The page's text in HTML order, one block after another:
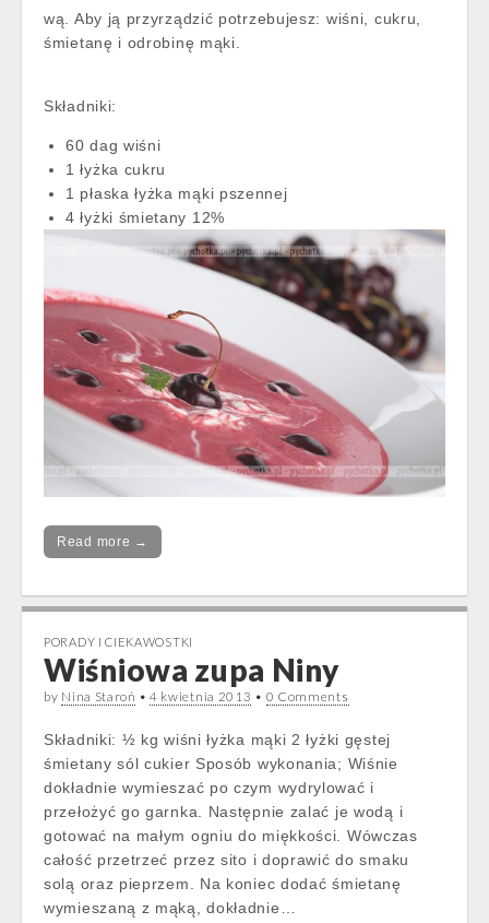
wą. Aby ją przyrządzić potrzebujesz: wiśni, cukru,
śmietanę i odrobinę mąki.
Składniki:
60 dag wiśni
1 łyżka cukru
1 płaska łyżka mąki pszennej
4 łyżki śmietany 12%
Read more →
PORADY I CIEKAWOSTKI
Wiśniowa zupa Niny
by Nina Staroń • 4 kwietnia 2013 • 0 Comments
Składniki: ½ kg wiśni łyżka mąki 2 łyżki gęstej
śmietany sól cukier Sposób wykonania; Wiśnie
dokładnie wymieszać po czym wydrylować i
przełożyć go garnka. Następnie zalać je wodą i
gotować na małym ogniu do miękkości. Wówczas
całość przetrzeć przez sito i doprawić do smaku
solą oraz pieprzem. Na koniec dodać śmietanę
wymieszaną z mąką, dokładnie…